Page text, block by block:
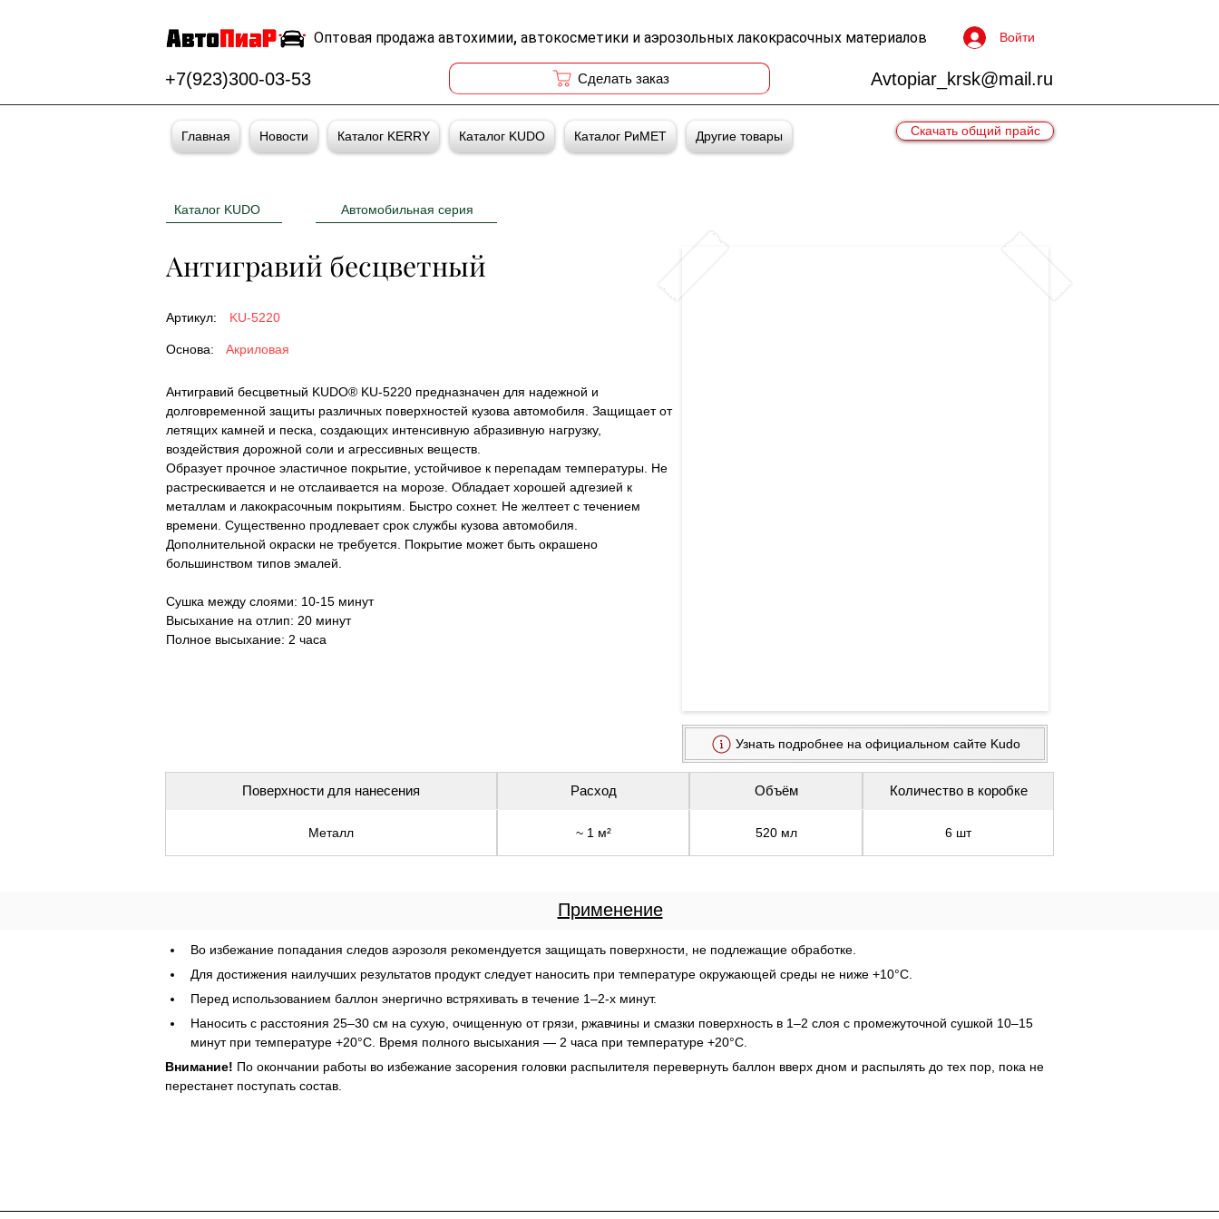
Оптовая продажа автохимии, автокосметики и аэрозольных лакокрасочных материалов Войти
+7(923)300-03-53 Cделать заказ Avtopiar_krsk@mail.ru
Главная Новости Каталог KERRY Каталог KUDO Каталог РиМЕТ Другие товары Скачать общий прайс
Каталог KUDO Автомобильная серия
Антигравий бесцветный
Артикул: KU-5220
Основа: Акриловая
Антигравий бесцветный KUDO® KU-5220 предназначен для надежной и
долговременной защиты различных поверхностей кузова автомобиля. Защищает от
летящих камней и песка, создающих интенсивную абразивную нагрузку,
воздействия дорожной соли и агрессивных веществ.
Образует прочное эластичное покрытие, устойчивое к перепадам температуры. Не
растрескивается и не отслаивается на морозе. Обладает хорошей адгезией к
металлам и лакокрасочным покрытиям. Быстро сохнет. Не желтеет с течением
времени. Существенно продлевает срок службы кузова автомобиля.
Дополнительной окраски не требуется. Покрытие может быть окрашено
большинством типов эмалей.
Сушка между слоями: 10-15 минут
Высыхание на отлип: 20 минут
Полное высыхание: 2 часа
Узнать подробнее на официальном сайте Kudo
Поверхности для нанесения Расход Объём Количество в коробке
Металл ~ 1 м² 520 мл 6 шт
Применение
Во избежание попадания следов аэрозоля рекомендуется защищать поверхности, не подлежащие обработке.
Для достижения наилучших результатов продукт следует наносить при температуре окружающей среды не ниже +10°С.
Перед использованием баллон энергично встряхивать в течение 1–2-х минут.
Наносить с расстояния 25–30 см на сухую, очищенную от грязи, ржавчины и смазки поверхность в 1–2 слоя с промежуточной сушкой 10–15
минут при температуре +20°С. Время полного высыхания — 2 часа при температуре +20°С.
Внимание! По окончании работы во избежание засорения головки распылителя перевернуть баллон вверх дном и распылять до тех пор, пока не
перестанет поступать состав.